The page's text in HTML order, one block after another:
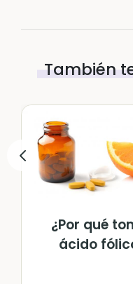
También
¿Por qué
ácido